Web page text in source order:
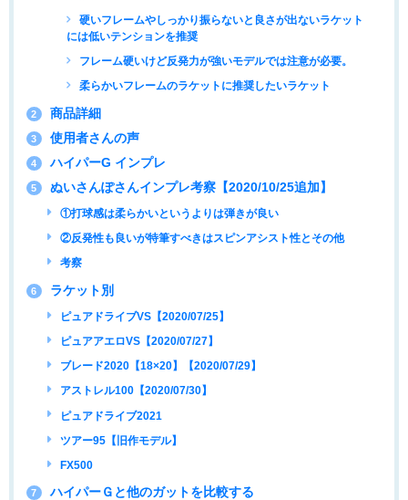
硬いフレームやしっかり振らないと良さが出ないラケット
には低いテンションを推奨
フレーム硬いけど反発力が強いモデルでは注意が必要。
柔らかいフレームのラケットに推奨したいラケット
2 商品詳細
3 使用者さんの声
4 ハイパーG インプレ
5 ぬいさんぽさんインプレ考察【2020/10/25追加】
①打球感は柔らかいというよりは弾きが良い
②反発性も良いが特筆すべきはスピンアシスト性とその他
考察
6 ラケット別
ピュアドライブVS【2020/07/25】
ピュアアエロVS【2020/07/27】
ブレード2020【18×20】【2020/07/29】
アストレル100【2020/07/30】
ピュアドライブ2021
ツアー95【旧作モデル】
FX500
7 ハイパーＧと他のガットを比較する